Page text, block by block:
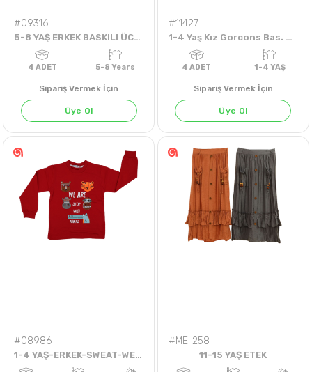
#09316
5-8 YAŞ ERKEK BASKILI ÜCİP GOOD TEL SWEAT
4ADET 5-8 Years
Sipariş Vermek İçin
Üye Ol
#11427
1-4 Yaş Kız Gorcons Bas. Badi
4ADET
Sipariş Vermek İçin
Üye Ol
#08986
1-4 YAŞ-ERKEK-SWEAT-WE ARE
#ME-258
11-15 YAŞ ETEK